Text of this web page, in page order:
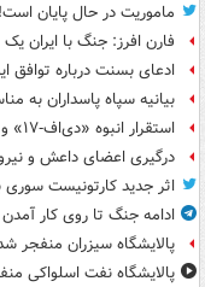
ماموریت در حال پایان است!
فارن افرز: جنگ با ایران
ادعای بسنت درباره توافق
بیانیه سپاه پاسداران به
استقرار انبوه «دی‌اف‑۱۷» و پایان عصر پدافند آمریکا +عکس
درگیری اعضای داعش و
اثر جدید کارتونیست سوری
ادامه جنگ تا روی کار
پالایشگاه سیزران منفجر
پالایشگاه نفت اسلواکی